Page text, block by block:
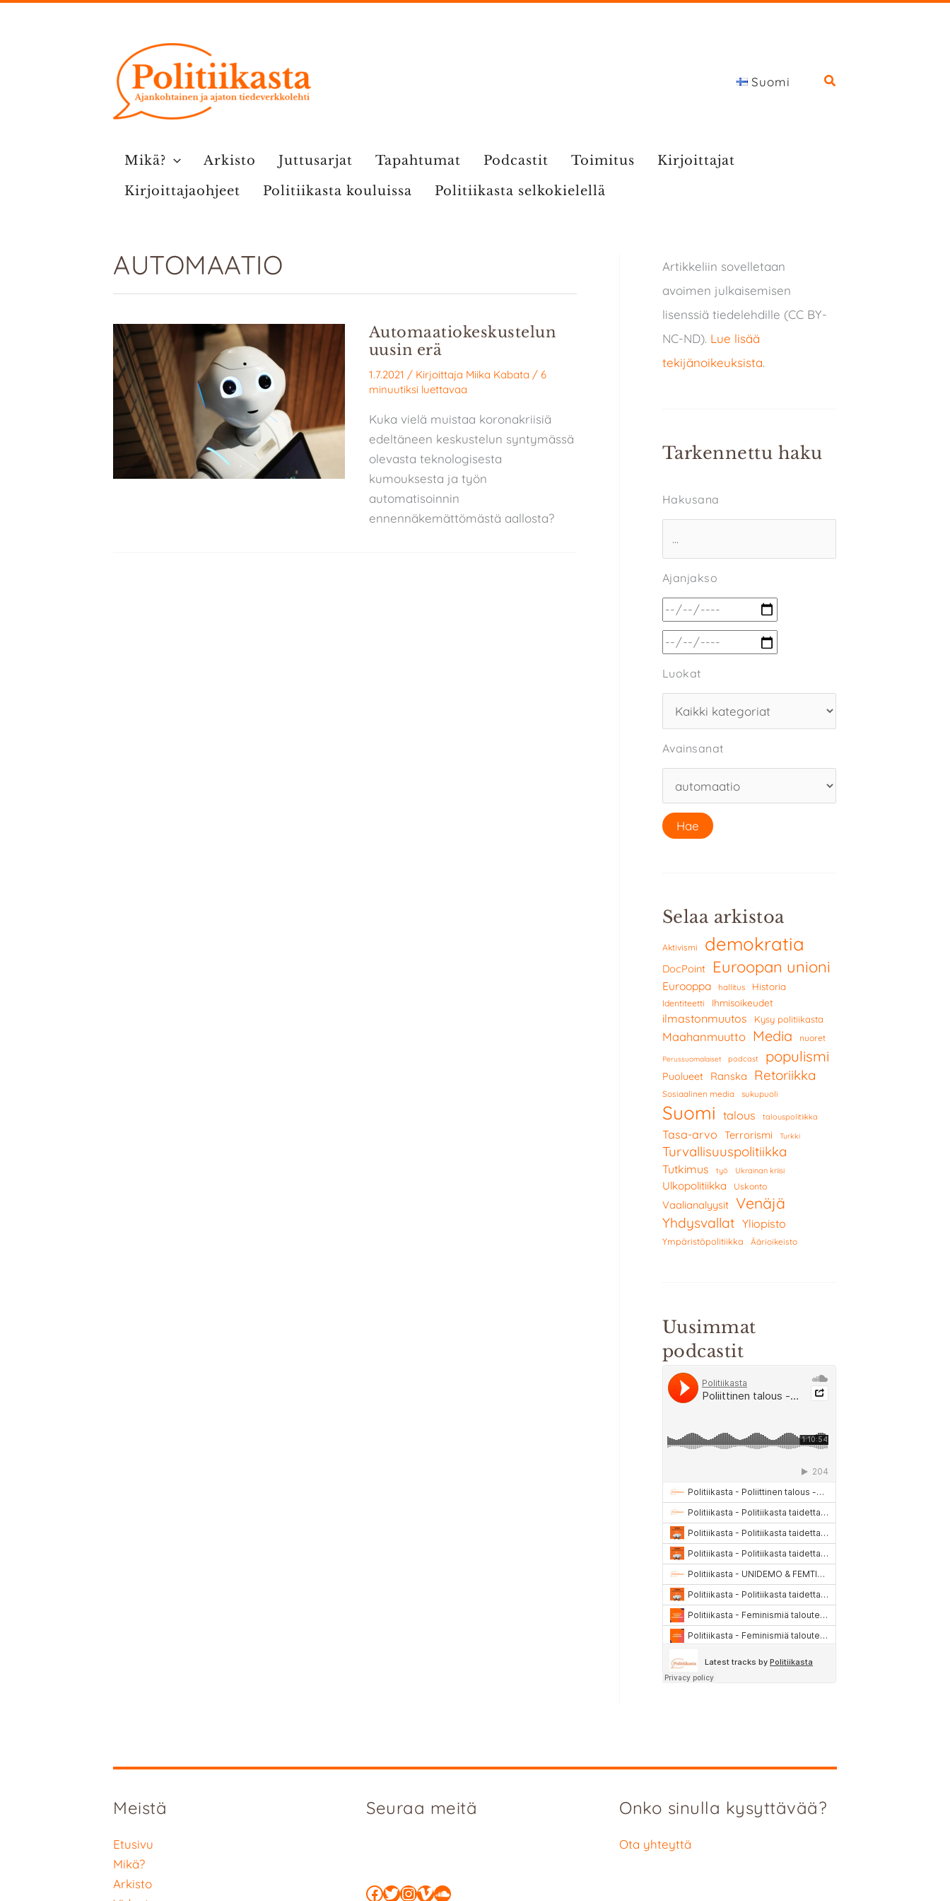
Suomi
Mikä? Arkisto Juttusarjat Tapahtumat Podcastit Toimitus
Kirjoittajat
Kirjoittajaohjeet
Politiikasta kouluissa Politiikasta selkokielellä
AUTOMAATIO
Automaatiokeskustelun
uusin erä
1.7.2021 / Kirjoittaja Miika Kabata / 6
minuutiksi luettavaa
Kuka vielä muistaa koronakriisiä
edeltäneen keskustelun syntymässä
olevasta teknologisesta
kumouksesta ja työn
automatisoinnin
ennennäkemättömästä aallosta?
Artikkeliin sovelletaan
avoimen julkaisemisen
lisenssiä tiedelehdille (CC BY-
NC-ND). Lue lisää
tekijänoikeuksista.
Tarkennettu haku
Hakusana
Ajanjakso
Luokat
Avainsanat
Selaa arkistoa
Aktivismi demokratia
DocPoint Euroopan unioni
Eurooppa hallitus Historia
Identiteetti Ihmisoikeudet
ilmastonmuutos Kysy politiikasta
Maahanmuutto Media nuoret
Perussuomalaiset podcast populismi
Puolueet Ranska Retoriikka
Sosiaalinen media sukupuoli
Suomi talous talouspolitiikka
Tasa-arvo Terrorismi Turkki
Turvallisuuspolitiikka
Tutkimus työ Ukrainan kriisi
Ulkopolitiikka Uskonto
Vaalianalyysit Venäjä
Yhdysvallat Yliopisto
Ympäristöpolitiikka Äärioikeisto
Uusimmat
podcastit
Meistä
Etusivu
Mikä?
Arkisto
Seuraa meitä
Facebook
Twitter
Instagram
Vimeo
SoundCloud
Onko sinulla kysyttävää?
Ota yhteyttä